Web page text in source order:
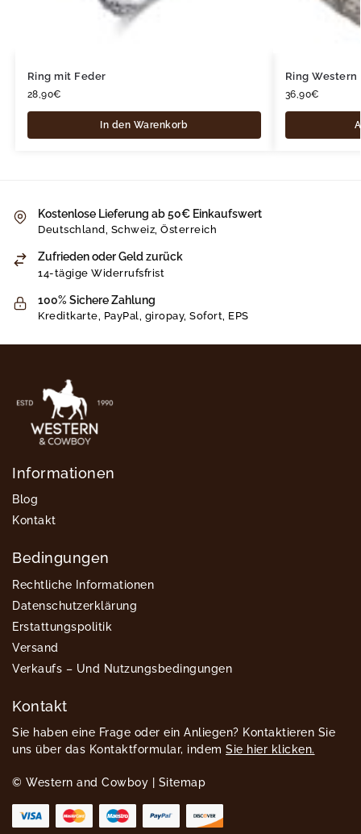
Ring mit Feder
28,90€
In den Warenkorb
Ring Western
36,90€
Kostenlose Lieferung ab 50€ Einkaufswert
Deutschland, Schweiz, Österreich
Zufrieden oder Geld zurück
14-tägige Widerrufsfrist
100% Sichere Zahlung
Kreditkarte, PayPal, giropay, Sofort, EPS
Informationen
Blog
Kontakt
Bedingungen
Rechtliche Informationen
Datenschutzerklärung
Erstattungspolitik
Versand
Verkaufs – Und Nutzungsbedingungen
Kontakt
Sie haben eine Frage oder ein Anliegen? Kontaktieren Sie
uns über das Kontaktformular, indem Sie hier klicken.
© Western and Cowboy | Sitemap